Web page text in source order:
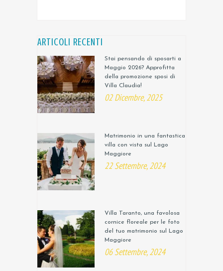
ARTICOLI RECENTI
Stai pensando di sposarti a
Maggio 2026? Approfitta
della promozione sposi di
Villa Claudia!
02 Dicembre, 2025
Matrimonio in una fantastica
villa con vista sul Lago
Maggiore
22 Settembre, 2024
Villa Taranto, una favolosa
cornice floreale per le foto
del tuo matrimonio sul Lago
Maggiore
06 Settembre, 2024